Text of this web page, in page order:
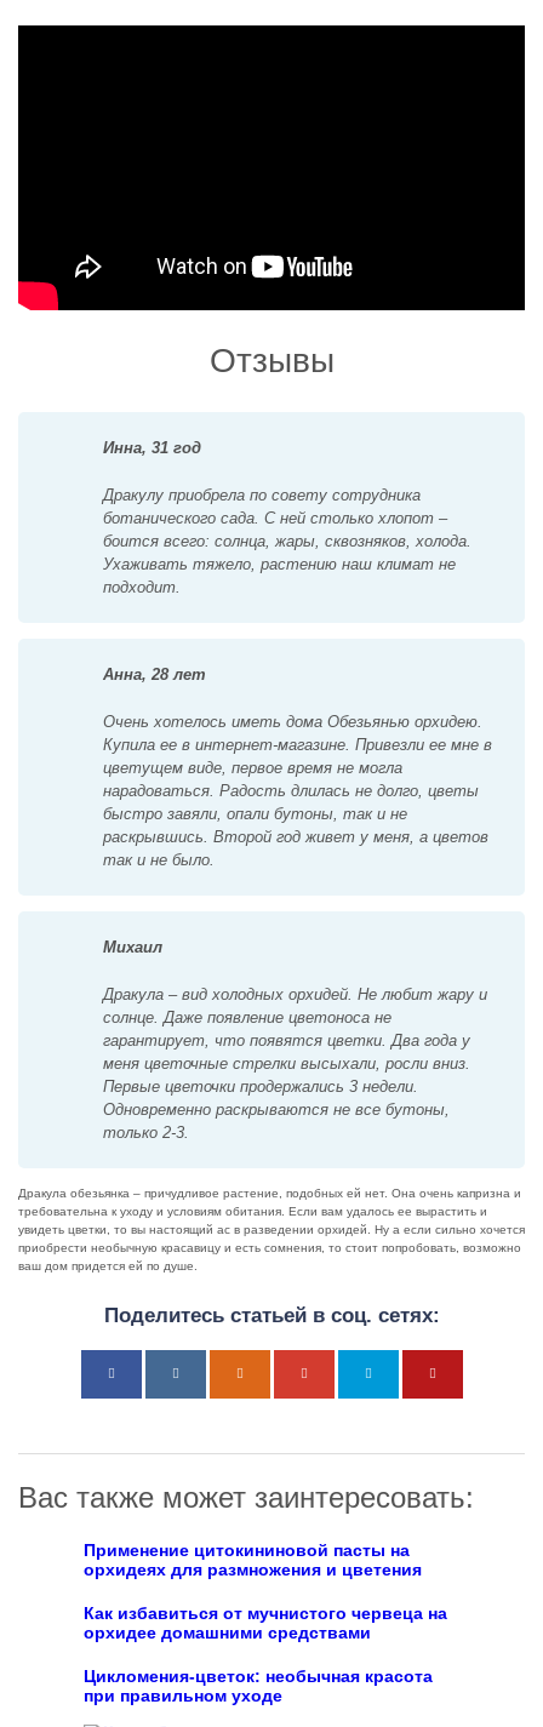
Отзывы
Инна, 31 год
Дракулу приобрела по совету сотрудника
ботанического сада. С ней столько хлопот –
боится всего: солнца, жары, сквозняков, холода.
Ухаживать тяжело, растению наш климат не
подходит.
Анна, 28 лет
Очень хотелось иметь дома Обезьянью орхидею.
Купила ее в интернет-магазине. Привезли ее мне в
цветущем виде, первое время не могла
нарадоваться. Радость длилась не долго, цветы
быстро завяли, опали бутоны, так и не
раскрывшись. Второй год живет у меня, а цветов
так и не было.
Михаил
Дракула – вид холодных орхидей. Не любит жару и
солнце. Даже появление цветоноса не
гарантирует, что появятся цветки. Два года у
меня цветочные стрелки высыхали, росли вниз.
Первые цветочки продержались 3 недели.
Одновременно раскрываются не все бутоны,
только 2-3.
Дракула обезьянка – причудливое растение, подобных ей нет. Она очень капризна и
требовательна к уходу и условиям обитания. Если вам удалось ее вырастить и
увидеть цветки, то вы настоящий ас в разведении орхидей. Ну а если сильно хочется
приобрести необычную красавицу и есть сомнения, то стоит попробовать, возможно
ваш дом придется ей по душе.
Поделитесь статьей в соц. сетях:
Вас также может заинтересовать:
Применение цитокининовой пасты на
орхидеях для размножения и цветения
Как избавиться от мучнистого червеца на
орхидее домашними средствами
Цикломения-цветок: необычная красота
при правильном уходе